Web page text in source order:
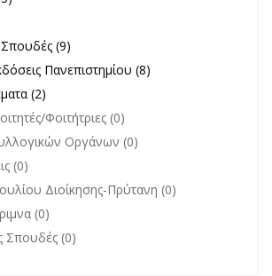
Σπουδές filter
Σπουδές (9)
Εκδόσεις Πανεπιστημίου filter
Πανεπιστημίου (8)
Θέματα filter
(2)
Φοιτήτριες (0)
Οργάνων (0)
(0)
Διοίκησης-Πρύτανη (0)
(0)
Σπουδές (0)